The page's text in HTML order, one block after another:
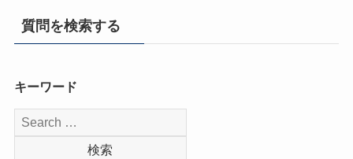
質問を検索する
キーワード